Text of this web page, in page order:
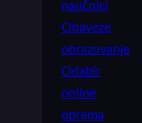
naučnici
Obaveze
obrazovanje
Odabir
online
oprema